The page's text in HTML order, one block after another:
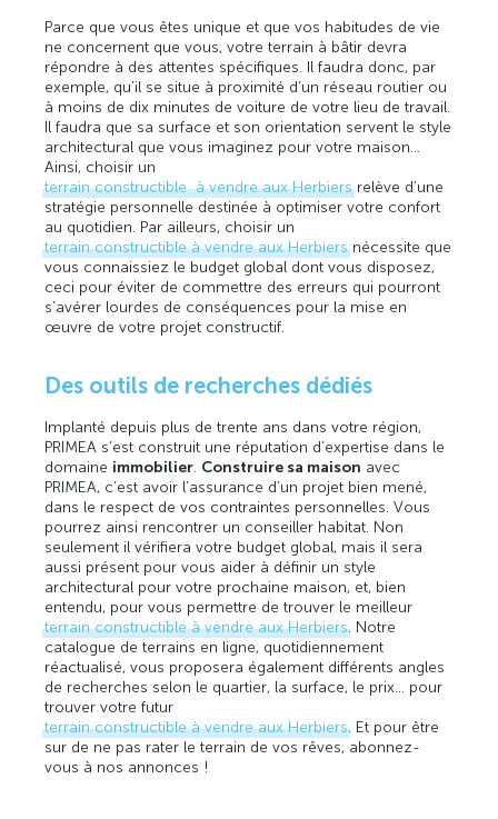
Parce que vous êtes unique et que vos habitudes de vie
ne concernent que vous, votre terrain à bâtir devra
répondre à des attentes spécifiques. Il faudra donc, par
exemple, qu’il se situe à proximité d’un réseau routier ou
à moins de dix minutes de voiture de votre lieu de travail.
Il faudra que sa surface et son orientation servent le style
architectural que vous imaginez pour votre maison…
Ainsi, choisir un
terrain constructible à vendre aux Herbiersrelève d’une
stratégie personnelle destinée à optimiser votre confort
au quotidien. Par ailleurs, choisir un
terrain constructible à vendre aux Herbiersnécessite que
vous connaissiez le budget global dont vous disposez,
ceci pour éviter de commettre des erreurs qui pourront
s’avérer lourdes de conséquences pour la mise en
œuvre de votre projet constructif.
Des outils de recherches dédiés
Implanté depuis plus de trente ans dans votre région,
PRIMEA s’est construit une réputation d’expertise dans le
domaine immobilier. Construire sa maison avec
PRIMEA, c’est avoir l’assurance d’un projet bien mené,
dans le respect de vos contraintes personnelles. Vous
pourrez ainsi rencontrer un conseiller habitat. Non
seulement il vérifiera votre budget global, mais il sera
aussi présent pour vous aider à définir un style
architectural pour votre prochaine maison, et, bien
entendu, pour vous permettre de trouver le meilleur
terrain constructible à vendre aux Herbiers. Notre
catalogue de terrains en ligne, quotidiennement
réactualisé, vous proposera également différents angles
de recherches selon le quartier, la surface, le prix… pour
trouver votre futur
terrain constructible à vendre aux Herbiers. Et pour être
sur de ne pas rater le terrain de vos rêves, abonnez-
vous à nos annonces !